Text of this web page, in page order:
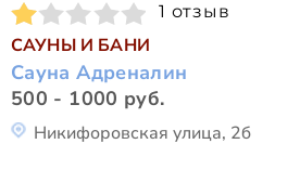
1 отзыв
САУНЫ И БАНИ
Сауна Адреналин
500 - 1000 руб.
Никифоровская улица, 2б